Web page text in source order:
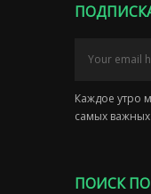
Каждое утро
самых
ПОИСК